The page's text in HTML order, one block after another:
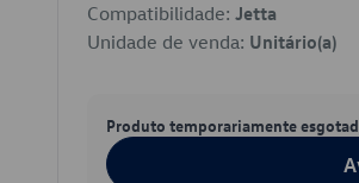
Compatibilidade: Jetta
Unidade de venda: Unitário(a)
Produto temporariamente